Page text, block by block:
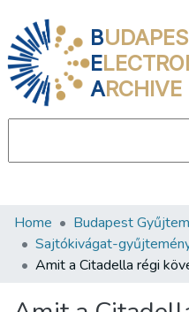
B
E
ARCHIVE
Communities &
All of DSpace
Home Budapest
Sajtókivágat-